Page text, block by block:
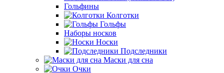
Гольфы
Наборы носков
Носки
Маски для сна
Очки